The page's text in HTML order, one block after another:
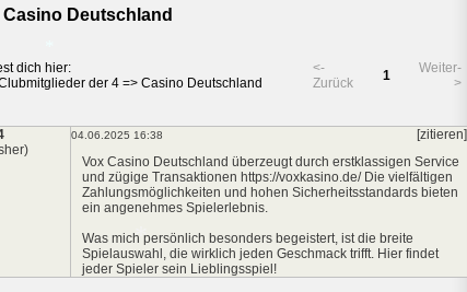
Casino Deutschland
dich hier:
der 4 => Casino Deutschland
<-
Zurück
1
Weiter-
>
04.06.2025 16:38
[zitieren]
Vox Casino Deutschland überzeugt durch erstklassigen Service
und zügige Transaktionen https://voxkasino.de/Die vielfältigen
Zahlungsmöglichkeiten und hohen Sicherheitsstandards bieten
ein angenehmes Spielerlebnis.
Was mich persönlich besonders begeistert, ist die breite
Spielauswahl, die wirklich jeden Geschmack trifft. Hier findet
jeder Spieler sein Lieblingsspiel!